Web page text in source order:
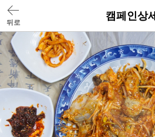
뒤로
캠페인상세